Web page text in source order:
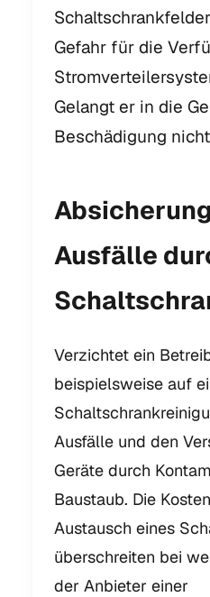
Gefahr für die
Gelangt er in die
Beschädigung
Ausfälle
Verzichtet ein
beispielsweise auf
Ausfälle und den
Geräte durch
Baustaub. Die
Austausch eines
überschreiten bei
der Anbieter einer